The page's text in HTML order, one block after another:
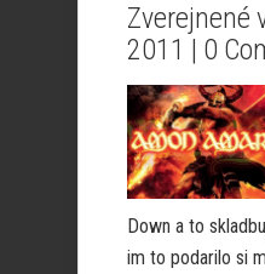
Zverejnené
2011 | 0
Down a to
im to podarilo si